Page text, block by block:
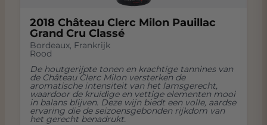
2018 Château Clerc Milon Pauillac
Grand Cru Classé
Bordeaux, Frankrijk
Rood
De houtgerijpte tonen en krachtige tannines van
de Château Clerc Milon versterken de
aromatische intensiteit van het lamsgerecht,
waardoor de kruidige en vettige elementen mooi
in balans blijven. Deze wijn biedt een volle, aardse
ervaring die de seizoensgebonden rijkdom van
het gerecht benadrukt.